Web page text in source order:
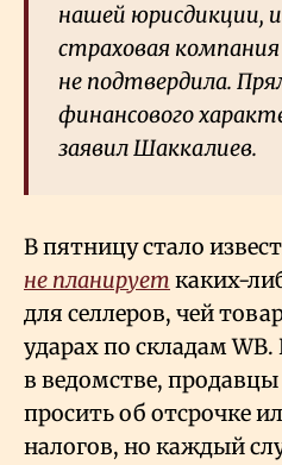
нашей юрисдикции,
страховая
не подтвердила.
финансового
заявил Шаккалиев.
В пятницу стало
не планирует каких-
для селлеров, чей
ударах по складам
в ведомстве,
просить об отсрочке
налогов, но каждый